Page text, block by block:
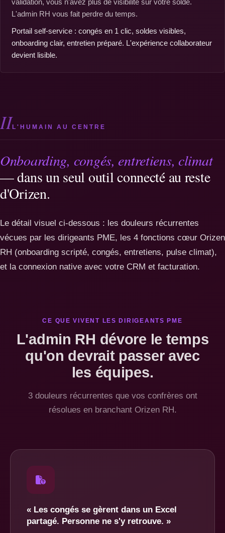
validation, vous n'avez plus de visibilité sur votre solde.
L'admin RH vous fait perdre du temps.
Portail self-service : congés en 1 clic, soldes visibles,
onboarding clair, entretien préparé. L'expérience collaborateur
devient lisible.
IIL'HUMAIN AU CENTRE
Onboarding, congés, entretiens, climat
— dans un seul outil connecté au reste
d'Orizen.
Le détail visuel ci-dessous : les douleurs récurrentes
vécues par les dirigeants PME, les 4 fonctions cœur Orizen
RH (onboarding scripté, congés, entretiens, pulse climat),
et la connexion native avec votre CRM et facturation.
CE QUE VIVENT LES DIRIGEANTS PME
L'admin RH dévore le temps
qu'on devrait passer avec
les équipes.
3 douleurs récurrentes que vos confrères ont
résolues en branchant Orizen RH.
« Les congés se gèrent dans un Excel
partagé. Personne ne s'y retrouve. »